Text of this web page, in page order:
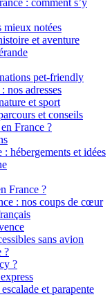
: comment s’y
mieux notées
et aventure
pet-friendly
nos adresses
et sport
et conseils
France ?
: hébergements et idées
France ?
: nos coups de cœur
sans avion
?
?
et parapente